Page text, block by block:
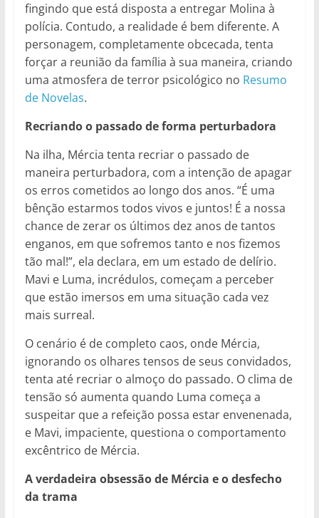
fingindo que está disposta a entregar Molina à
polícia. Contudo, a realidade é bem diferente. A
personagem, completamente obcecada, tenta
forçar a reunião da família à sua maneira, criando
uma atmosfera de terror psicológico no Resumo
de Novelas.
Recriando o passado de forma perturbadora
Na ilha, Mércia tenta recriar o passado de
maneira perturbadora, com a intenção de apagar
os erros cometidos ao longo dos anos. “É uma
bênção estarmos todos vivos e juntos! É a nossa
chance de zerar os últimos dez anos de tantos
enganos, em que sofremos tanto e nos fizemos
tão mal!”, ela declara, em um estado de delírio.
Mavi e Luma, incrédulos, começam a perceber
que estão imersos em uma situação cada vez
mais surreal.
O cenário é de completo caos, onde Mércia,
ignorando os olhares tensos de seus convidados,
tenta até recriar o almoço do passado. O clima de
tensão só aumenta quando Luma começa a
suspeitar que a refeição possa estar envenenada,
e Mavi, impaciente, questiona o comportamento
excêntrico de Mércia.
A verdadeira obsessão de Mércia e o desfecho
da trama